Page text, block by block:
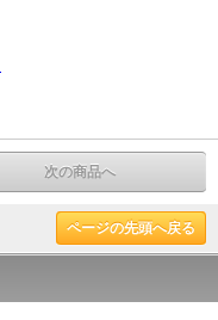
次の商品へ
ページの先頭へ戻る